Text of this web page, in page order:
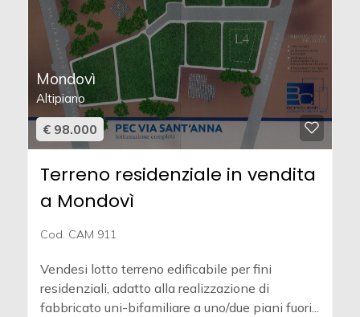
Mondovì
Altipiano
€ 98.000
Terreno residenziale in vendita
a Mondovì
Cod. CAM 911
Vendesi lotto terreno edificabile per fini
residenziali, adatto alla realizzazione di
fabbricato uni-bifamiliare a uno/due piani fuori...